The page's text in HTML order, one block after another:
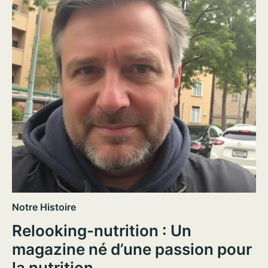
Notre Histoire
Relooking-nutrition : Un
magazine né d’une passion pour